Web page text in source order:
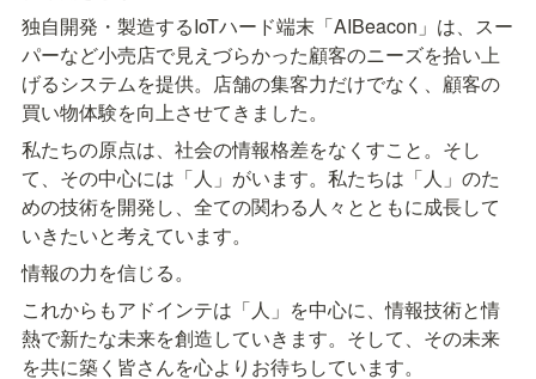
独自開発・製造するIoTハード端末「AIBeacon」は、スー
パーなど小売店で見えづらかった顧客のニーズを拾い上
げるシステムを提供。店舗の集客力だけでなく、顧客の
買い物体験を向上させてきました。
私たちの原点は、社会の情報格差をなくすこと。そし
て、その中心には「人」がいます。私たちは「人」のた
めの技術を開発し、全ての関わる人々とともに成長して
いきたいと考えています。
情報の力を信じる。
これからもアドインテは「人」を中心に、情報技術と情
熱で新たな未来を創造していきます。そして、その未来
を共に築く皆さんを心よりお待ちしています。